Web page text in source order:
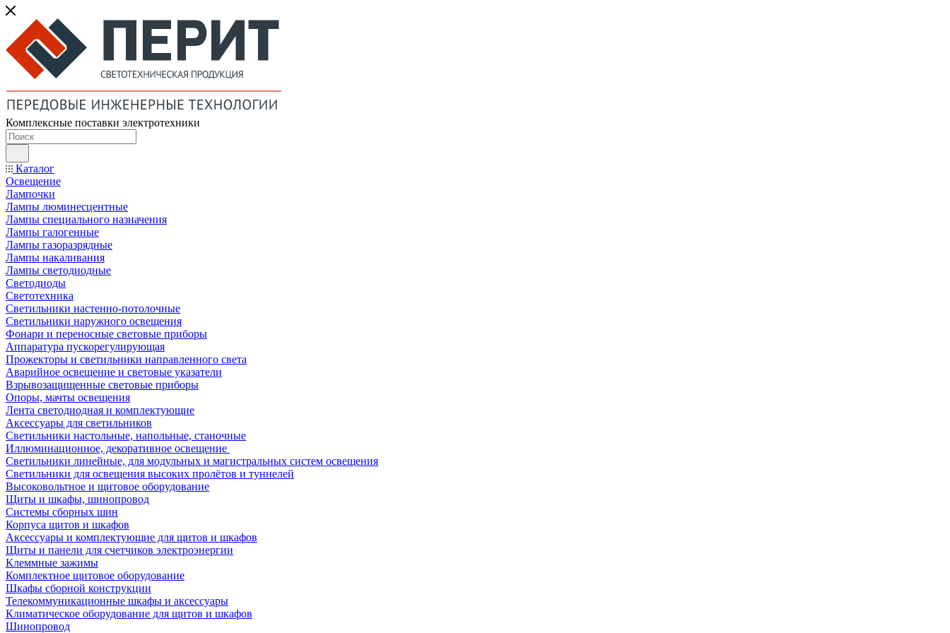
Комплексные поставки электротехники
Каталог
Освещение
Лампочки
Лампы люминесцентные
Лампы специального назначения
Лампы галогенные
Лампы газоразрядные
Лампы накаливания
Лампы светодиодные
Светодиоды
Светотехника
Светильники настенно-потолочные
Светильники наружного освещения
Фонари и переносные световые приборы
Аппаратура пускорегулирующая
Прожекторы и светильники направленного света
Аварийное освещение и световые указатели
Взрывозащищенные световые приборы
Опоры, мачты освещения
Лента светодиодная и комплектующие
Аксессуары для светильников
Светильники настольные, напольные, станочные
Иллюминационное, декоративное освещение
Светильники линейные, для модульных и магистральных систем освещения
Светильники для освещения высоких пролётов и туннелей
Высоковольтное и щитовое оборудование
Щиты и шкафы, шинопровод
Системы сборных шин
Корпуса щитов и шкафов
Аксессуары и комплектующие для щитов и шкафов
Щиты и панели для счетчиков электроэнергии
Клеммные зажимы
Комплектное щитовое оборудование
Шкафы сборной конструкции
Телекоммуникационные шкафы и аксессуары
Климатическое оборудование для щитов и шкафов
Шинопровод